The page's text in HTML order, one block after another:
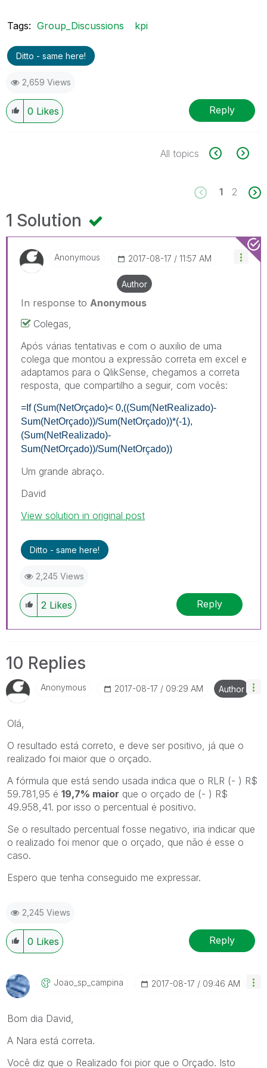
Tags: Group_Discussions kpi
Ditto - same here!
2,659 Views
0 Likes Reply
All topics
1 2
1 Solution
Anonymous ‎2017-08-17 11:57 AM
Author
In response to Anonymous
Colegas,
Após várias tentativas e com o auxilio de uma
colega que montou a expressão correta em excel e
adaptamos para o QlikSense, chegamos a correta
resposta, que compartilho a seguir, com vocês:
=If (Sum(NetOrçado)< 0,((Sum(NetRealizado)-
Sum(NetOrçado))/Sum(NetOrçado))*(-1),
(Sum(NetRealizado)-
Sum(NetOrçado))/Sum(NetOrçado))
Um grande abraço.
David
View solution in original post
Ditto - same here!
2,245 Views
2 Likes Reply
10 Replies
Anonymous ‎2017-08-17 09:29 AM Author
Olá,
O resultado está correto, e deve ser positivo, já que o
realizado foi maior que o orçado.
A fórmula que está sendo usada indica que o RLR (- ) R$
59.781,95 é 19,7% maior que o orçado de (- ) R$
49.958,41. por isso o percentual é positivo.
Se o resultado percentual fosse negativo, iria indicar que
o realizado foi menor que o orçado, que não é esse o
caso.
Espero que tenha conseguido me expressar.
2,245 Views
0 Likes Reply
Joao_sp_campina ‎2017-08-17 09:46 AM
Bom dia David,
A Nara está correta.
Você diz que o Realizado foi pior que o Orçado. Isto